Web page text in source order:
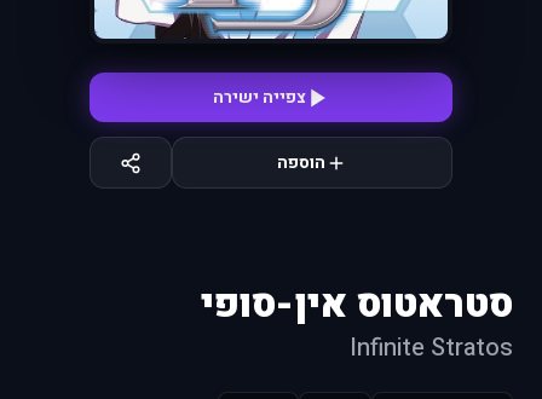
צפייה ישירה
הוספה
סטראטוס אין-סופי
Infinite Stratos